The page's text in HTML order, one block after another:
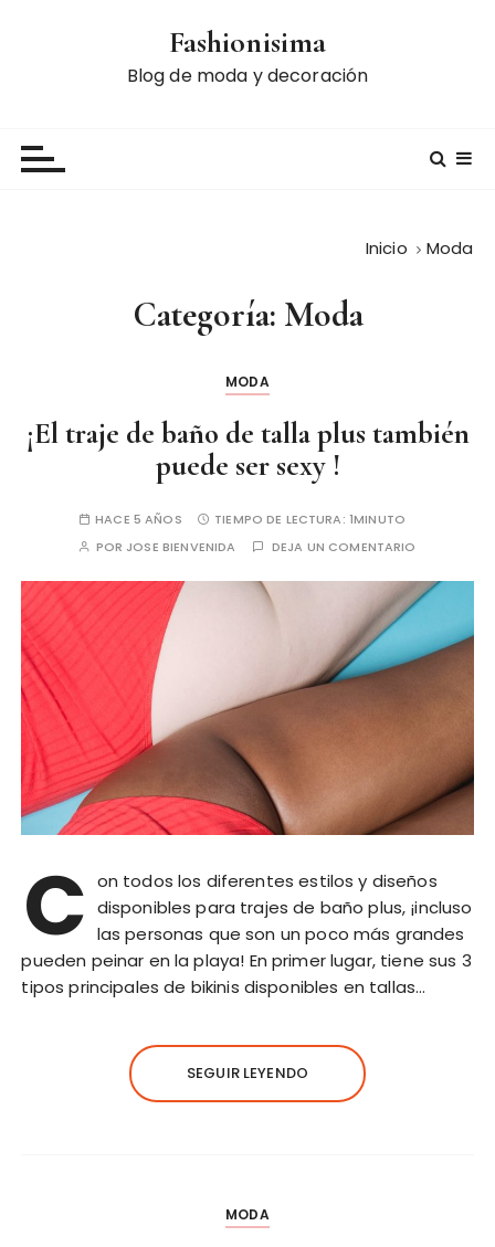
Fashionisima
Blog de moda y decoración
Inicio Moda
Categoría: Moda
MODA
¡El traje de baño de talla plus también
puede ser sexy !
HACE 5 AÑOS TIEMPO DE LECTURA: 1MINUTO
POR JOSE BIENVENIDA DEJA UN COMENTARIO
C on todos los diferentes estilos y diseños
disponibles para trajes de baño plus, ¡incluso
las personas que son un poco más grandes
pueden peinar en la playa! En primer lugar, tiene sus 3
tipos principales de bikinis disponibles en tallas…
SEGUIR LEYENDO
MODA